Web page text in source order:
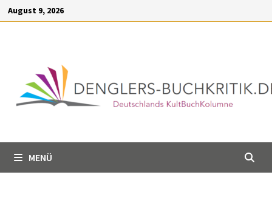
springen
Zum
Inhalt
August 9, 2026
MENÜ